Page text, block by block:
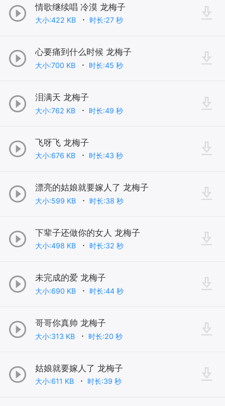
情歌继续唱 冷漠 龙梅子
大小:422 KB 时长:27 秒
心要痛到什么时候 龙梅子
大小:700 KB 时长:45 秒
泪满天 龙梅子
大小:762 KB 时长:49 秒
飞呀飞 龙梅子
大小:676 KB 时长:43 秒
漂亮的姑娘就要嫁人了 龙梅子
大小:599 KB 时长:38 秒
下辈子还做你的女人 龙梅子
大小:498 KB 时长:32 秒
未完成的爱 龙梅子
大小:690 KB 时长:44 秒
哥哥你真帅 龙梅子
大小:313 KB 时长:20 秒
姑娘就要嫁人了 龙梅子
大小:611 KB 时长:39 秒